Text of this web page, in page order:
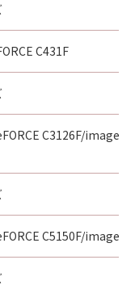
C431F
C3126F/
C5150F/